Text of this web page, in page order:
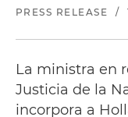
PRESS RELEASE /
La ministra en
Justicia de la
incorpora a